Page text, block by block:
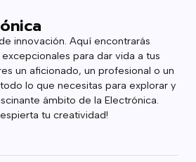
innovación. Aquí encontrarás
para dar vida a tus
un aficionado, un profesional o un
lo que necesitas para explorar y
ámbito de la Electrónica.
tu creatividad!